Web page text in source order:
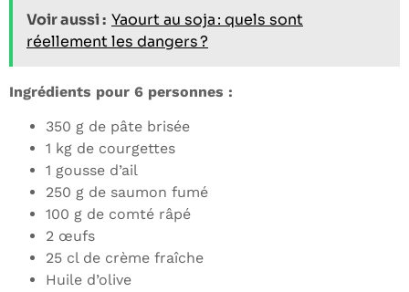
Voir aussi : Yaourt au soja : quels sont
réellement les dangers ?
Ingrédients pour 6 personnes :
350 g de pâte brisée
1 kg de courgettes
1 gousse d’ail
250 g de saumon fumé
100 g de comté râpé
2 œufs
25 cl de crème fraîche
Huile d’olive